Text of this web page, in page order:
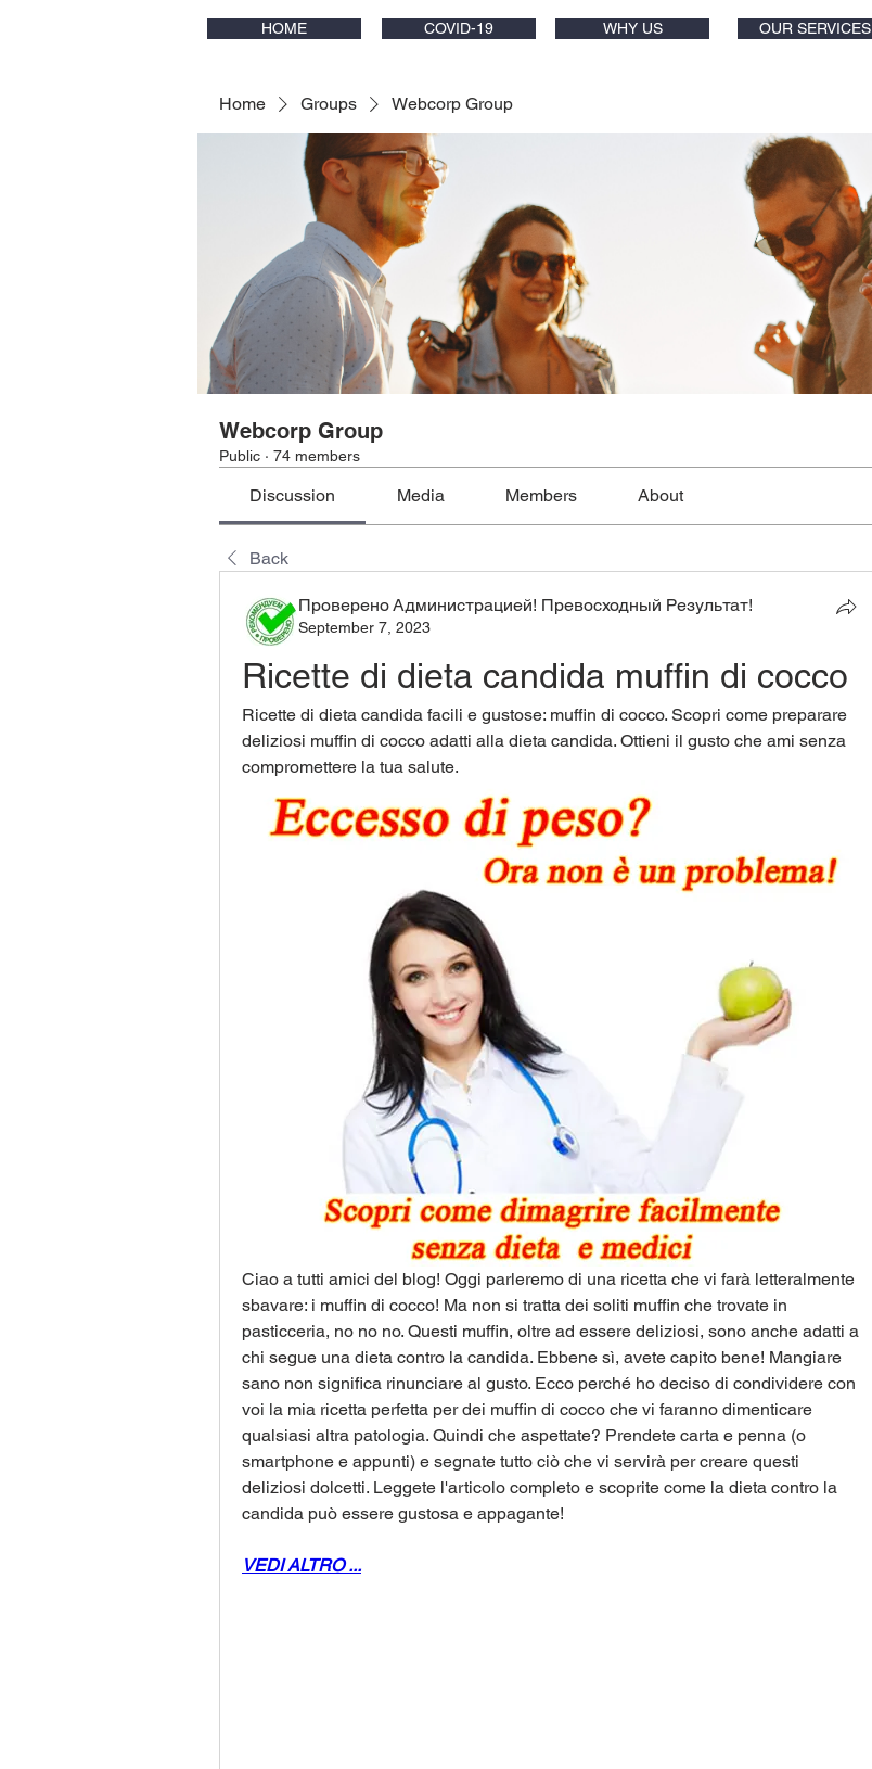
HOME COVID-19 WHY US OUR SERVICES
Home Groups Webcorp Group
Webcorp Group
Public · 74 members
Discussion Media Members About
Back
Проверено Администрацией! Превосходный Результат!
September 7, 2023
Ricette di dieta candida muffin di cocco
Ricette di dieta candida facili e gustose: muffin di cocco. Scopri come preparare
deliziosi muffin di cocco adatti alla dieta candida. Ottieni il gusto che ami senza
compromettere la tua salute.
Ciao a tutti amici del blog! Oggi parleremo di una ricetta che vi farà letteralmente
sbavare: i muffin di cocco! Ma non si tratta dei soliti muffin che trovate in
pasticceria, no no no. Questi muffin, oltre ad essere deliziosi, sono anche adatti a
chi segue una dieta contro la candida. Ebbene sì, avete capito bene! Mangiare
sano non significa rinunciare al gusto. Ecco perché ho deciso di condividere con
voi la mia ricetta perfetta per dei muffin di cocco che vi faranno dimenticare
qualsiasi altra patologia. Quindi che aspettate? Prendete carta e penna (o
smartphone e appunti) e segnate tutto ciò che vi servirà per creare questi
deliziosi dolcetti. Leggete l'articolo completo e scoprite come la dieta contro la
candida può essere gustosa e appagante!
VEDI ALTRO ...